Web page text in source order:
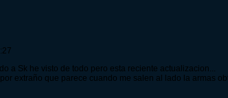
a Sk he visto de todo pero esta reciente actualizacion...
extraño que parece cuando me salen al lado la armas